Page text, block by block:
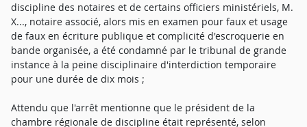
discipline des notaires et de certains officiers ministériels, M.
X..., notaire associé, alors mis en examen pour faux et usage
de faux en écriture publique et complicité d'escroquerie en
bande organisée, a été condamné par le tribunal de grande
instance à la peine disciplinaire d'interdiction temporaire
pour une durée de dix mois ;
Attendu que l'arrêt mentionne que le président de la
chambre régionale de discipline était représenté, selon